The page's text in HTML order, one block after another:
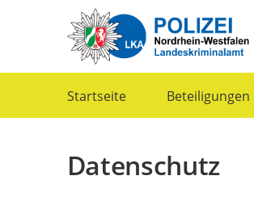
Startseite Beteiligungen
Datenschutz